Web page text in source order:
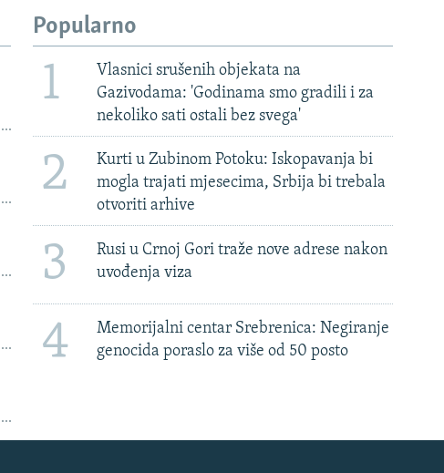
Popularno
1
Vlasnici srušenih objekata na
Gazivodama: 'Godinama smo gradili i za
nekoliko sati ostali bez svega'
2
Kurti u Zubinom Potoku: Iskopavanja bi
mogla trajati mjesecima, Srbija bi trebala
otvoriti arhive
3
Rusi u Crnoj Gori traže nove adrese nakon
uvođenja viza
4
Memorijalni centar Srebrenica: Negiranje
genocida poraslo za više od 50 posto